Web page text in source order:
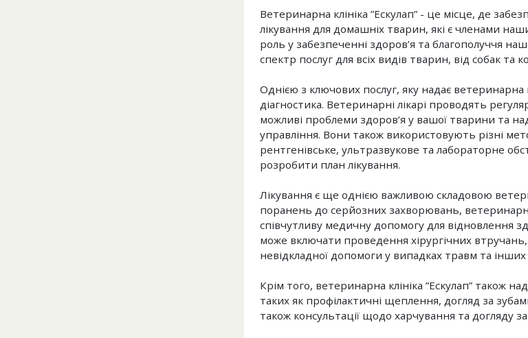
Ветеринарна клініка ”Ескулап” - це місце, де
лікування для домашніх тварин, які є членами
роль у забезпеченні здоров’я та благополуччя
спектр послуг для всіх видів тварин, від собак та
Однією з ключових послуг, яку надає ветеринарна
діагностика. Ветеринарні лікарі проводять
можливі проблеми здоров’я у вашої тварини та
управління. Вони також використовують різні
рентгенівське, ультразвукове та лабораторне
розробити план лікування.
Лікування є ще однією важливою складовою
поранень до серйозних захворювань,
співчутливу медичну допомогу для відновлення
може включати проведення хірургічних
невідкладної допомоги у випадках травм та
Крім того, ветеринарна клініка ”Ескулап” також
таких як профілактичні щеплення, догляд за
також консультації щодо харчування та догляду